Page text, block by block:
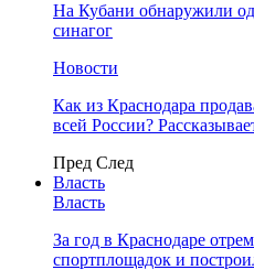
На Кубани обнаружили
синагог
Новости
Как из Краснодара
всей России?
Пред След
Власть
Власть
За год в Краснодаре
спортплощадок и